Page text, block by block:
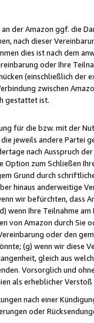
der Amazon ggf. die
nach dieser
dies ist nach dem
oder Ihre
(einschließlich
zwischen
gestattet ist.
für die bzw. mit der
jeweils andere Partei
nach Ausspruch
zum Schließen
Grund durch
hinaus anderweitige
wir befürchten,
wenn Ihre Teilnahme
von Amazon durch
oder den
(g) wenn wir diese
gleich aus
Vorsorglich und
als erheblicher Verstoß
nach einer
oder